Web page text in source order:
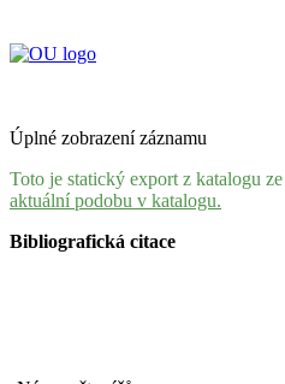
Úplné zobrazení záznamu
Toto je statický export z katalogu
aktuální podobu v katalogu.
Bibliografická citace